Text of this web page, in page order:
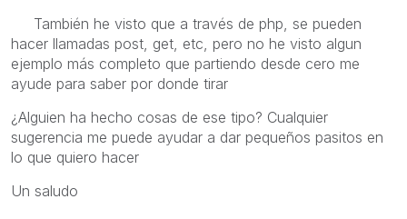
También he visto que a través de php, se pueden
hacer llamadas post, get, etc, pero no he visto algun
ejemplo más completo que partiendo desde cero me
ayude para saber por donde tirar
¿Alguien ha hecho cosas de ese tipo? Cualquier
sugerencia me puede ayudar a dar pequeños pasitos en
lo que quiero hacer
Un saludo